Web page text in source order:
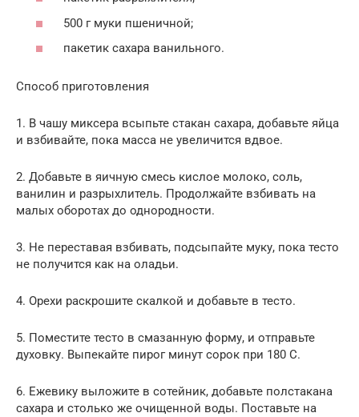
500 г муки пшеничной;
пакетик сахара ванильного.
Способ приготовления
1. В чашу миксера всыпьте стакан сахара, добавьте яйца
и взбивайте, пока масса не увеличится вдвое.
2. Добавьте в яичную смесь кислое молоко, соль,
ванилин и разрыхлитель. Продолжайте взбивать на
малых оборотах до однородности.
3. Не переставая взбивать, подсыпайте муку, пока тесто
не получится как на оладьи.
4. Орехи раскрошите скалкой и добавьте в тесто.
5. Поместите тесто в смазанную форму, и отправьте
духовку. Выпекайте пирог минут сорок при 180 С.
6. Ежевику выложите в сотейник, добавьте полстакана
сахара и столько же очищенной воды. Поставьте на